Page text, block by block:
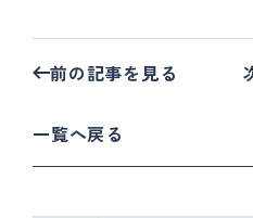
前の記事を見る
一覧へ戻る